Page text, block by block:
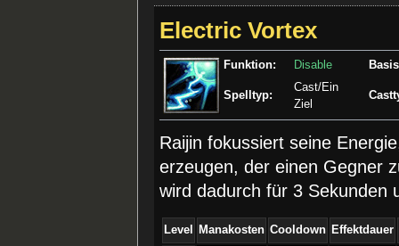
Electric Vortex
Funktion: Disable
Spelltyp:
Cast/Ein
Ziel
Raijin fokussiert seine
erzeugen, der einen Gegner
wird dadurch für 3 Sekunden
Level Manakosten Cooldown Effektdauer